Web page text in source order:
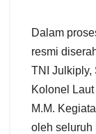
Dalam
resmi
TNI Julkiply,
Kolonel
M.M.
oleh seluruh